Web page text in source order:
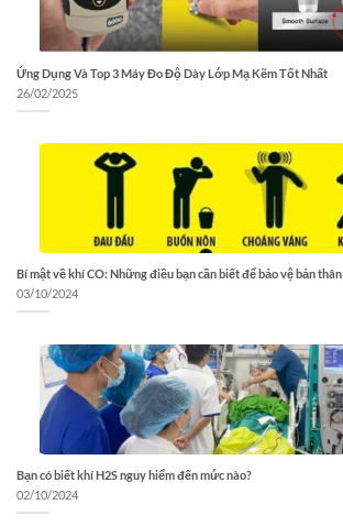
Ứng Dụng Và Top 3 Máy Đo Độ Dày Lớp Mạ Kẽm Tốt Nhất
26/02/2025
Bí mật về khí CO: Những điều bạn cần biết để bảo vệ bản thân
03/10/2024
Bạn có biết khí H2S nguy hiểm đến mức nào?
02/10/2024